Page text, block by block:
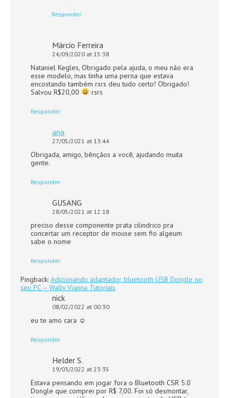
Responder
Márcio Ferreira
24/09/2020 at 15:38
Nataniel Kegles, Obrigado pela ajuda, o meu não era
esse modelo, mas tinha uma perna que estava
encostando também rsrs deu tudo certo! Obrigado!
Salvou R$20,00
rsrs
Responder
ana
27/05/2021 at 13:44
Obrigada, amigo, bênçãos a você, ajudando muita
gente.
Responder
GUSANG
28/05/2021 at 12:18
preciso desse componente prata cilindrico pra
concertar um receptor de mouse sem fio algeum
sabe o nome
Responder
Pingback: Adicionando adaptador bluetooth USB Dongle no
seu PC – Wally Vianna Tutoriais
nick
08/02/2022 at 00:30
eu te amo cara ☺
Responder
Helder S.
19/03/2022 at 23:35
Estava pensando em jogar fora o Bluetooth CSR 5.0
Dongle que comprei por R$ 7,00. Foi só desmontar,